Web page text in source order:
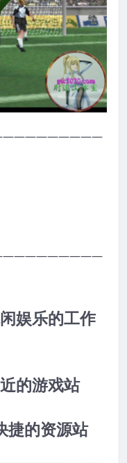
娱乐的工作
的游戏站
捷的资源站